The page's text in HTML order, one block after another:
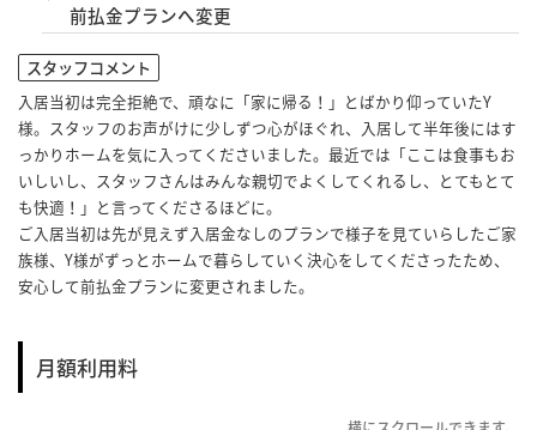
前払金プランへ変更
スタッフコメント
入居当初は完全拒絶で、頑なに「家に帰る！」とばかり仰っていたY
様。スタッフのお声がけに少しずつ心がほぐれ、入居して半年後にはす
っかりホームを気に入ってくださいました。最近では「ここは食事もお
いしいし、スタッフさんはみんな親切でよくしてくれるし、とてもとて
も快適！」と言ってくださるほどに。
ご入居当初は先が見えず入居金なしのプランで様子を見ていらしたご家
族様、Y様がずっとホームで暮らしていく決心をしてくださったため、
安心して前払金プランに変更されました。
月額利用料